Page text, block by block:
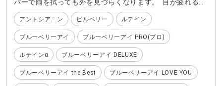
パーで雨を拭っても外を見づらくなります。 目が疲れるか
ら、休憩☕️を沢山取りながら注意して運転しています🚗 休
憩中にも、いつもの 『ブルーベリーアイ DELUXE』を一粒
飲んでひとみにも栄養を➕プラス！ 『ブルーベリーアイ
DELUXE』は ひとみの健康をサポート 「ナノビルベリー
50mg」,「ルテイン10mg」配合。 ビルベリーとルテイン
は一緒に摂る事でルテインの吸収量がアップするといわれ
ています。 やっぱり、ひとみのケアは大事だと思っていま
す。 皆さんもしっかりケアしていますか？
アントシアニン ビルベリー ルテイン
ブルーベリーアイ ブルーベリーアイ PRO(プロ)
ルテインα ブルーベリーアイ DELUXE
ブルーベリーアイ the Best ブルーベリーアイ LOVE YOU